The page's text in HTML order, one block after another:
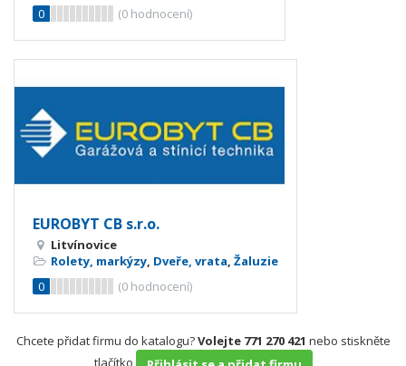
0
(0 hodnocení)
EUROBYT CB s.r.o.
Litvínovice
Rolety, markýzy, Dveře, vrata, Žaluzie
0
(0 hodnocení)
Chcete přidat firmu do katalogu?Volejte 771 270 421 nebo stiskněte
tlačítko